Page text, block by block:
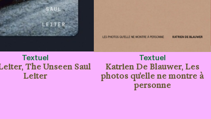
Textuel
The Unseen Saul
Leiter
Textuel
Katrien De Blauwer, Les
photos qu'elle ne montre à
personne